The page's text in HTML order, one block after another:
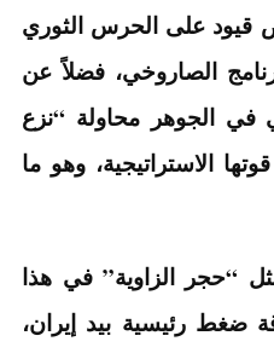
على الحرس الثوري
الصاروخي، فضلاً عن
في الجوهر محاولة “نزع
الاستراتيجية، وهو ما
“حجر الزاوية” في هذا
ضغط رئيسية بيد إيران،